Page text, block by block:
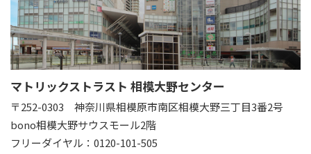
マトリックストラスト 相模大野センター
〒252-0303 神奈川県相模原市南区相模大野三丁目3番2号
bono相模大野サウスモール2階
フリーダイヤル：0120-101-505